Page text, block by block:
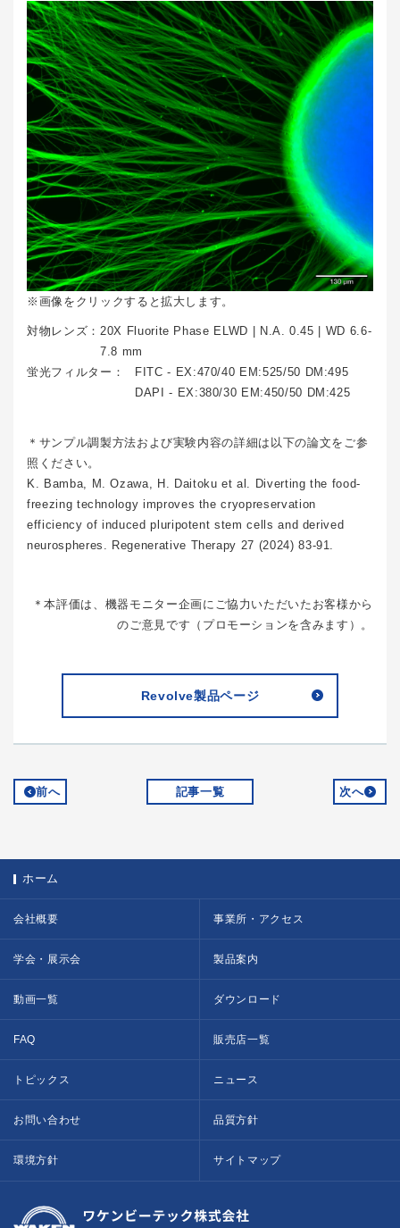
※画像をクリックすると拡大します。
対物レンズ： 20X Fluorite Phase ELWD | N.A. 0.45 | WD 6.6-
7.8 mm
蛍光フィルター：
FITC - EX:470/40 EM:525/50 DM:495
DAPI - EX:380/30 EM:450/50 DM:425
＊サンプル調製方法および実験内容の詳細は以下の論文をご参
照ください。
K. Bamba, M. Ozawa, H. Daitoku et al. Diverting the food-
freezing technology improves the cryopreservation
efficiency of induced pluripotent stem cells and derived
neurospheres. Regenerative Therapy 27 (2024) 83-91.
＊本評価は、機器モニター企画にご協力いただいたお客様から
のご意見です（プロモーションを含みます）。
Revolve製品ページ
前へ 記事一覧 次へ
ホーム
会社概要 事業所・アクセス
学会・展示会 製品案内
動画一覧 ダウンロード
FAQ 販売店一覧
トピックス ニュース
お問い合わせ 品質方針
環境方針 サイトマップ